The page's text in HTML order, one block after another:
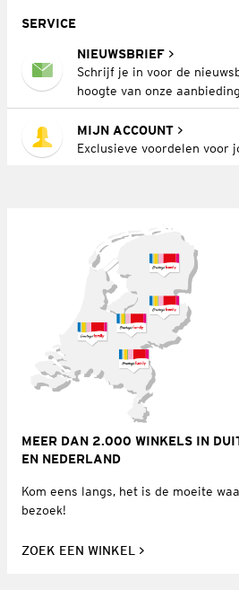
SERVICE
NIEUWSBRIEF
Schrijf je in voor de
hoogte van onze
MIJN ACCOUNT
Exclusieve voordelen voor
MEER DAN 2.000 WINKELS IN
EN NEDERLAND
Kom eens langs, het is de moeite
bezoek!
ZOEK EEN WINKEL